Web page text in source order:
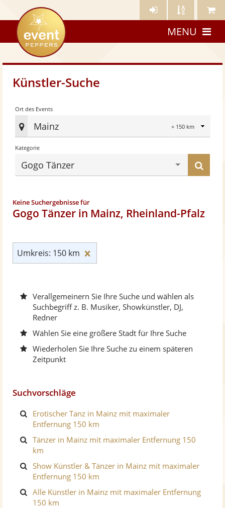
Künstler- Künstler Meine
eventpeppers
MENU
Künstler-Suche
Ort des Events
Mainz
Radius
Ort
Kategorie
Gogo Tänzer
Keine Suchergebnisse für
Gogo Tänzer in Mainz, Rheinland-Pfalz
Umkreis: 150 km
Verallgemeinern Sie Ihre Suche und wählen als
Suchbegriff z. B. Musiker, Showkünstler, DJ,
Redner
Wählen Sie eine größere Stadt für Ihre Suche
Wiederholen Sie Ihre Suche zu einem späteren
Zeitpunkt
Suchvorschläge
Erotischer Tanz in Mainz mit maximaler
Entfernung 150 km
Tänzer in Mainz mit maximaler Entfernung 150
km
Show Künstler & Tänzer in Mainz mit maximaler
Entfernung 150 km
Alle Künstler in Mainz mit maximaler Entfernung
150 km